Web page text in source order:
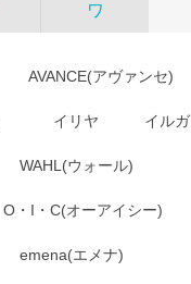
ワ
AVANCE(アヴァンセ)
イリヤ イルガ
WAHL(ウォール)
O・I・C(オーアイシー)
emena(エメナ)